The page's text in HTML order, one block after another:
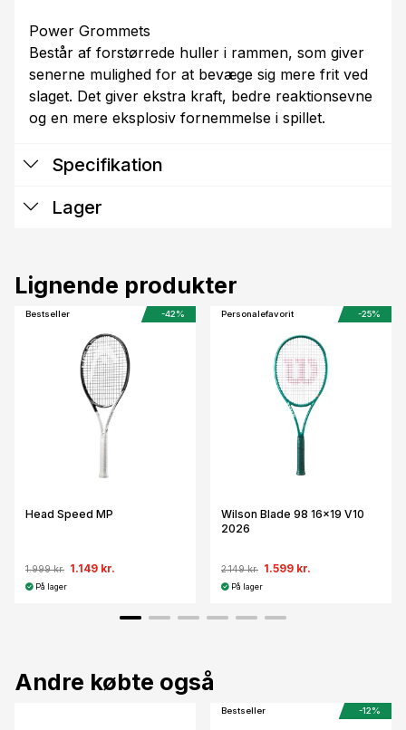
Power Grommets
Består af forstørrede huller i rammen, som giver
senerne mulighed for at bevæge sig mere frit ved
slaget. Det giver ekstra kraft, bedre reaktionsevne
og en mere eksplosiv fornemmelse i spillet.
Specifikation
Lager
Lignende produkter
Bestseller -42%
Head Speed MP
1.999 kr. 1.149 kr.
På lager
Personalefavorit -25%
Wilson Blade 98 16x19 V10
2026
2.149 kr. 1.599 kr.
På lager
Andre købte også
Bestseller -12%